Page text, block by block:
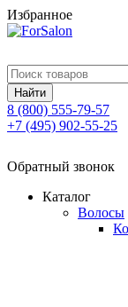
Избранное
8 (800) 555-79-57
+7 (495) 902-55-25
Обратный звонок
Каталог
Волосы